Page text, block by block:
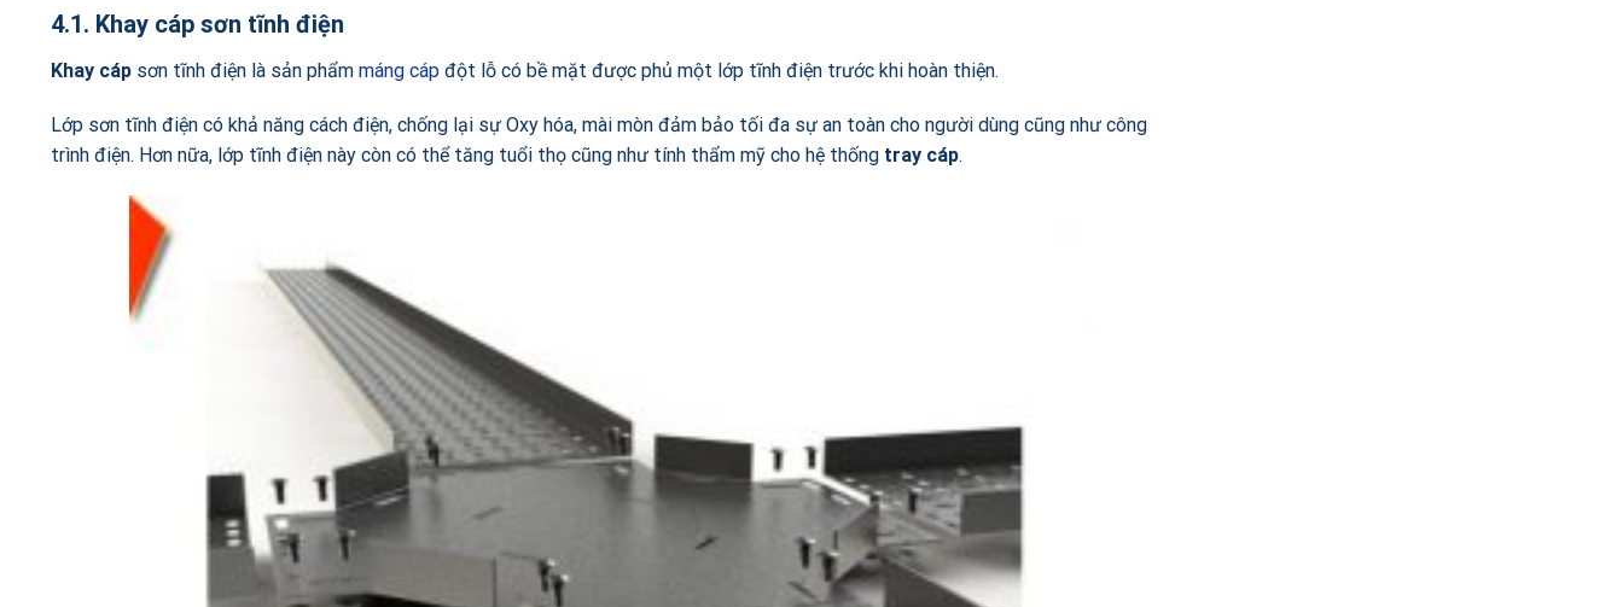
4.1. Khay cáp sơn tĩnh điện
Khay cáp sơn tĩnh điện là sản phẩm máng cáp đột lỗ có bề mặt được phủ một lớp tĩnh điện trước khi hoàn thiện.
Lớp sơn tĩnh điện có khả năng cách điện, chống lại sự Oxy hóa, mài mòn đảm bảo tối đa sự an toàn cho người dùng cũng như công
trình điện. Hơn nữa, lớp tĩnh điện này còn có thể tăng tuổi thọ cũng như tính thẩm mỹ cho hệ thống tray cáp.